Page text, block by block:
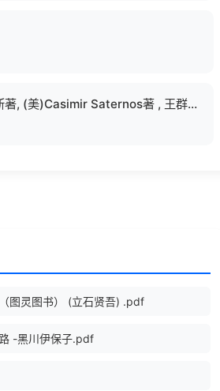
图灵程序设计丛书 全端Web开发 使用JavaScript与Java (（美）萨特诺斯著, (美)Casimir Saternos著 , 王群锋, 杜欢译 etc.) .pdf
图灵图书） (立石贤吾) .pdf
-黑川伊保子.pdf